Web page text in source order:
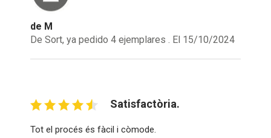
de M
De Sort, ya pedido 4 ejemplares . El 15/10/2024
Satisfactòria.
Tot el procés és fàcil i còmode.